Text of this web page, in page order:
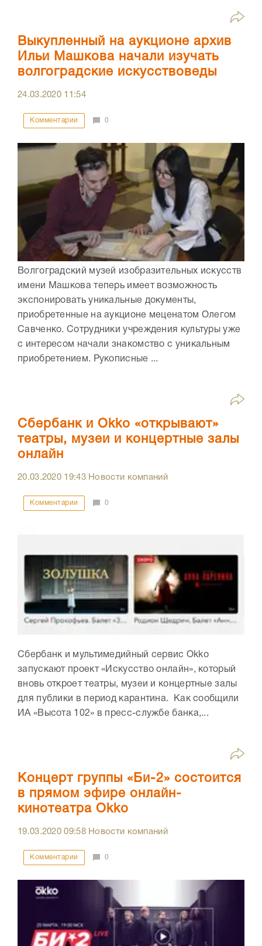
Выкупленный на аукционе архив
Ильи Машкова начали изучать
волгоградские искусствоведы
24.03.2020 11:54
Комментарии 0
Волгоградский музей изобразительных искусств
имени Машкова теперь имеет возможность
экспонировать уникальные документы,
приобретенные на аукционе меценатом Олегом
Савченко. Сотрудники учреждения культуры уже
с интересом начали знакомство с уникальным
приобретением. Рукописные ...
Сбербанк и Оkko «открывают»
театры, музеи и концертные залы
онлайн
20.03.2020 19:43Новости компаний
Комментарии 0
Сбербанк и мультимедийный сервис Оkko
запускают проект «Искусство онлайн», который
вновь откроет театры, музеи и концертные залы
для публики в период карантина. Как сообщили
ИА «Высота 102» в пресс-службе банка,...
Концерт группы «Би-2» состоится
в прямом эфире онлайн-
кинотеатра Okko
19.03.202009:58Новости компаний
Комментарии 0